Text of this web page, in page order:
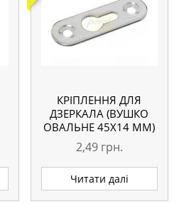
КРІПЛЕННЯ ДЛЯ
ДЗЕРКАЛА (ВУШКО
ОВАЛЬНЕ 45Х14 ММ)
2,49 грн.
Читати далі